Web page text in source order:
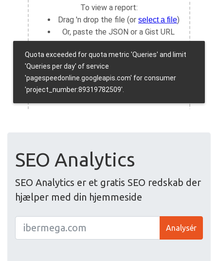
SEO Analytics
SEO Analytics er et gratis SEO redskab der
hjælper med din hjemmeside
Analysér